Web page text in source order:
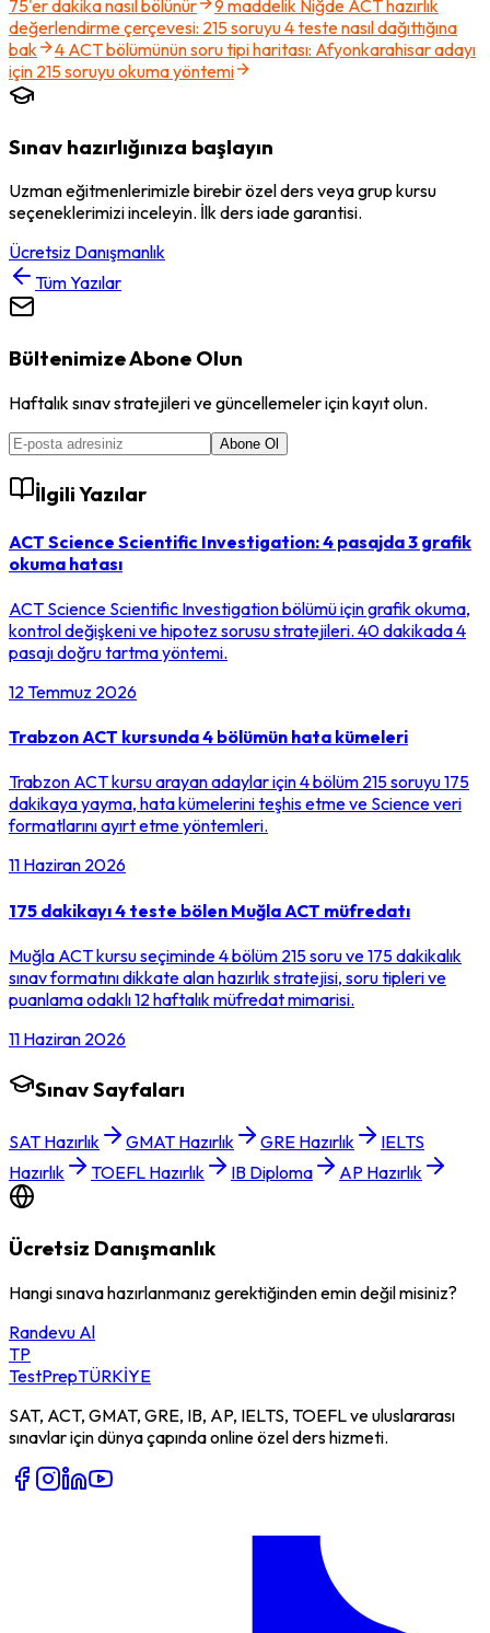
75'er dakika nasıl bölünür
9 maddelik Niğde ACT hazırlık
değerlendirme çerçevesi: 215 soruyu 4 teste nasıl dağıttığına
bak
4 ACT bölümünün soru tipi haritası: Afyonkarahisar adayı
için 215 soruyu okuma yöntemi
Sınav hazırlığınıza başlayın
Uzman eğitmenlerimizle birebir özel ders veya grup kursu
seçeneklerimizi inceleyin. İlk ders iade garantisi.
Ücretsiz Danışmanlık
Tüm Yazılar
Bültenimize Abone Olun
Haftalık sınav stratejileri ve güncellemeler için kayıt olun.
Abone Ol
İlgili Yazılar
ACT Science Scientific Investigation: 4 pasajda 3 grafik
okuma hatası
ACT Science Scientific Investigation bölümü için grafik okuma,
kontrol değişkeni ve hipotez sorusu stratejileri. 40 dakikada 4
pasajı doğru tartma yöntemi.
12 Temmuz 2026
Trabzon ACT kursunda 4 bölümün hata kümeleri
Trabzon ACT kursu arayan adaylar için 4 bölüm 215 soruyu 175
dakikaya yayma, hata kümelerini teşhis etme ve Science veri
formatlarını ayırt etme yöntemleri.
11 Haziran 2026
175 dakikayı 4 teste bölen Muğla ACT müfredatı
Muğla ACT kursu seçiminde 4 bölüm 215 soru ve 175 dakikalık
sınav formatını dikkate alan hazırlık stratejisi, soru tipleri ve
puanlama odaklı 12 haftalık müfredat mimarisi.
11 Haziran 2026
Sınav Sayfaları
SAT Hazırlık GMAT Hazırlık GRE Hazırlık
IELTS
Hazırlık
TOEFL Hazırlık IB Diploma AP Hazırlık
Ücretsiz Danışmanlık
Hangi sınava hazırlanmanız gerektiğinden emin değil misiniz?
Randevu Al
TP
TestPrepTÜRKİYE
SAT, ACT, GMAT, GRE, IB, AP, IELTS, TOEFL ve uluslararası
sınavlar için dünya çapında online özel ders hizmeti.